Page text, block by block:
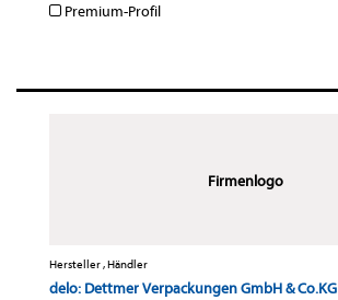
Premium-Profil
Firmenlogo
Hersteller , Händler
delo: Dettmer Verpackungen GmbH & Co.KG